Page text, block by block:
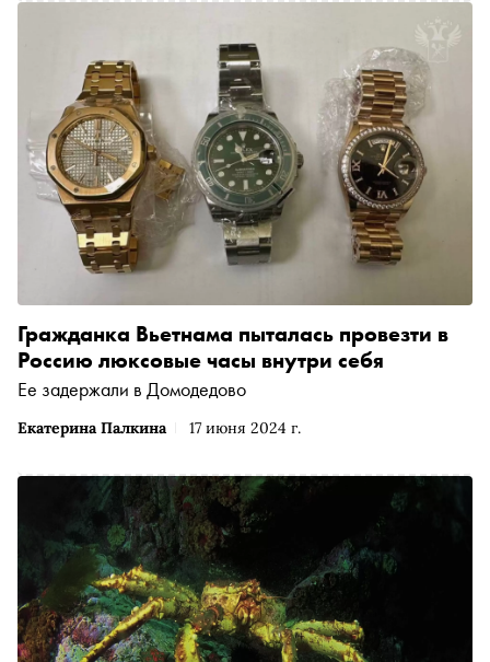
Екатерина Палкина 17 июня 2024 г.
Гражданка Вьетнама пыталась провезти в
Россию люксовые часы внутри себя
Ее задержали в Домодедово